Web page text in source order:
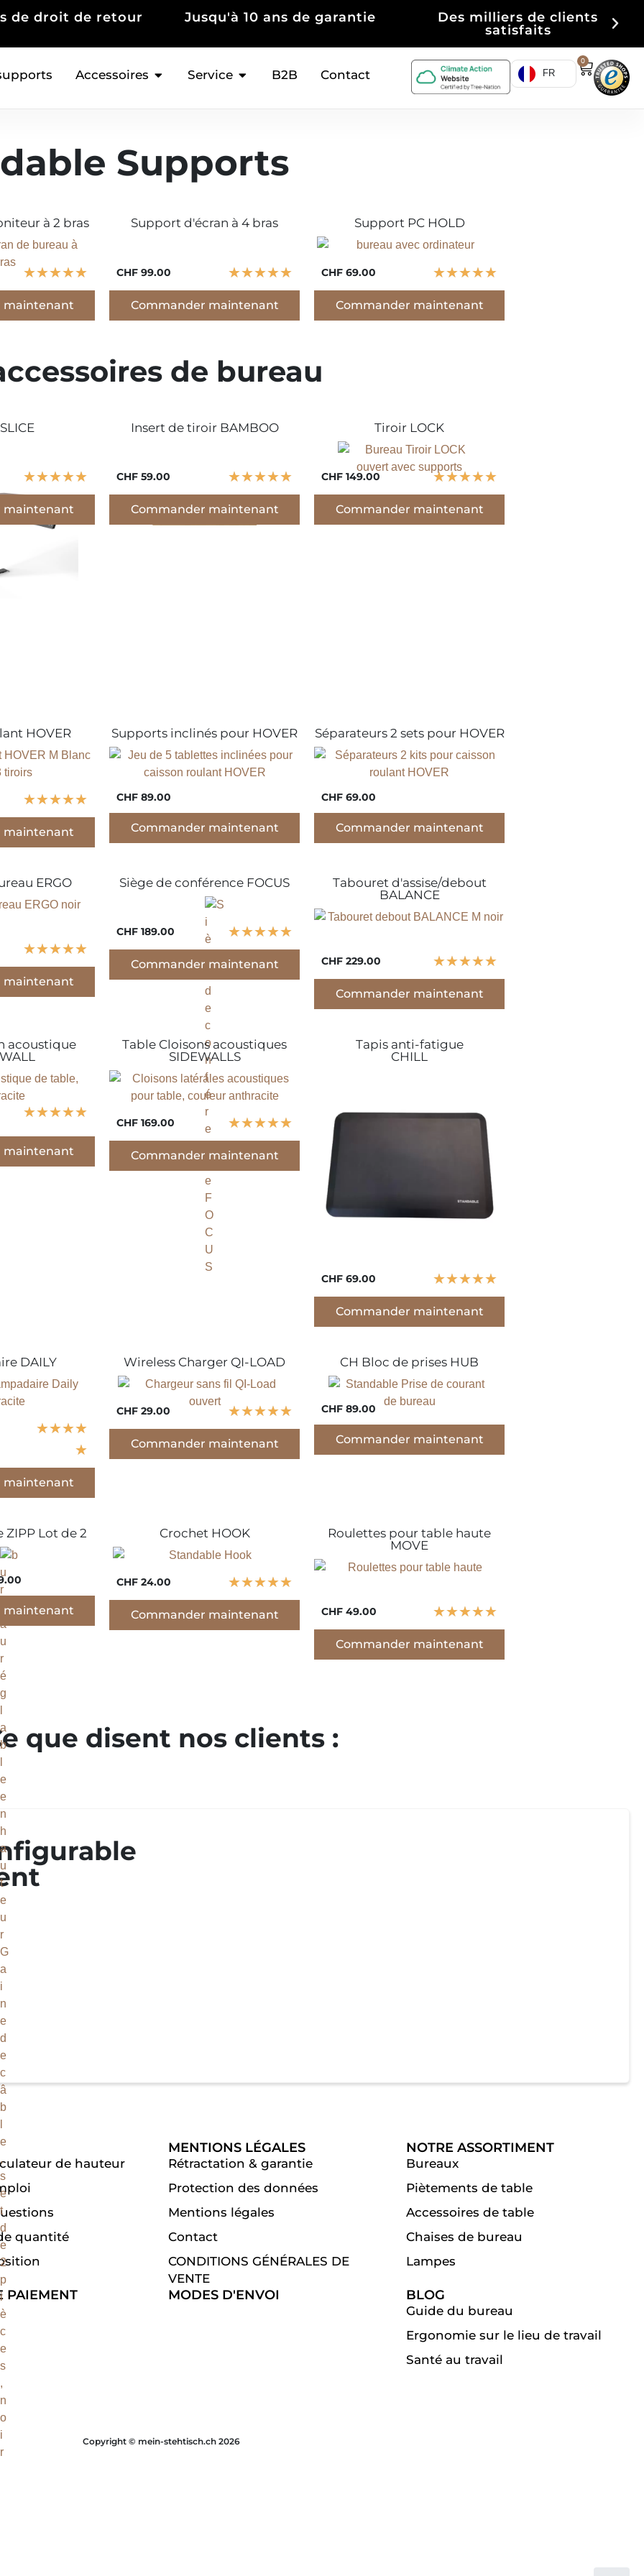
de droit de retour Jusqu'à 10 ans de garantie
Des milliers de clients
satisfaits
Accessoires Service B2B Contact FR
0
Supports
à 2 bras
★★★★★
maintenant
Support d'écran à 4 bras
CHF 99.00 ★★★★★
Commander maintenant
Support PC HOLD
CHF 69.00 ★★★★★
Commander maintenant
de bureau
★★★★★
maintenant
Insert de tiroir BAMBOO
CHF 59.00 ★★★★★
Commander maintenant
Tiroir LOCK
CHF 149.00 ★★★★★
Commander maintenant
HOVER
★★★★★
maintenant
Supports inclinés pour HOVER
CHF 89.00
Commander maintenant
Séparateurs 2 sets pour HOVER
CHF 69.00
Commander maintenant
ERGO
★★★★★
maintenant
Siège de conférence FOCUS
CHF 189.00 ★★★★★
Commander maintenant
Tabouret d'assise/debout
BALANCE
CHF 229.00 ★★★★★
Commander maintenant
acoustique
★★★★★
maintenant
Table Cloisons acoustiques
SIDEWALLS
CHF 169.00 ★★★★★
Commander maintenant
Tapis anti-fatigue
CHILL
CHF 69.00 ★★★★★
Commander maintenant
DAILY
★★★★
★
maintenant
Wireless Charger QI-LOAD
CHF 29.00 ★★★★★
Commander maintenant
CH Bloc de prises HUB
CHF 89.00
Commander maintenant
ZIPP Lot de 2
maintenant
Crochet HOOK
CHF 24.00 ★★★★★
Commander maintenant
Roulettes pour table haute
MOVE
CHF 49.00 ★★★★★
Commander maintenant
que disent nos clients :
de hauteur
quantité
MENTIONS LÉGALES
Rétractation & garantie
Protection des données
Mentions légales
Contact
CONDITIONS GÉNÉRALES DE
VENTE
NOTRE ASSORTIMENT
Bureaux
Piètements de table
Accessoires de table
Chaises de bureau
Lampes
PAIEMENT MODES D'ENVOI BLOG
Guide du bureau
Ergonomie sur le lieu de travail
Santé au travail
Copyright © mein-stehtisch.ch 2026